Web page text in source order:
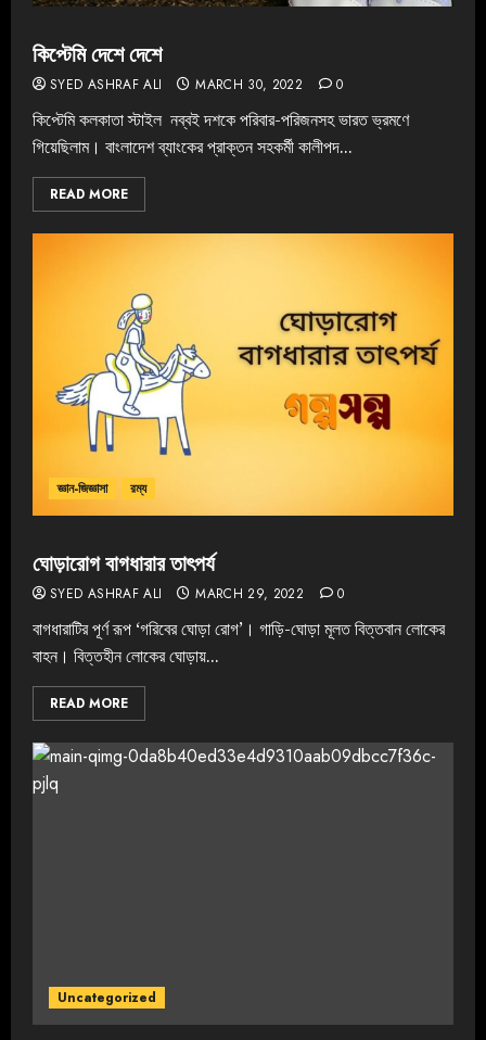
কিপ্টেমি দেশে দেশে
SYED ASHRAF ALI MARCH 30, 2022 0
কিপ্টেমি কলকাতা স্টাইল নব্বই দশকে পরিবার-পরিজনসহ ভারত ভ্রমণে
গিয়েছিলাম। বাংলাদেশ ব্যাংকের প্রাক্তন সহকর্মী কালীপদ...
READ MORE
জ্ঞান-জিজ্ঞাসা রম্য
ঘোড়ারোগ বাগধারার তাৎপর্য
SYED ASHRAF ALI MARCH 29, 2022 0
বাগধারাটির পূর্ণ রূপ ‘গরিবের ঘোড়া রোগ’। গাড়ি-ঘোড়া মূলত বিত্তবান লোকের
বাহন। বিত্তহীন লোকের ঘোড়ায়...
READ MORE
Uncategorized